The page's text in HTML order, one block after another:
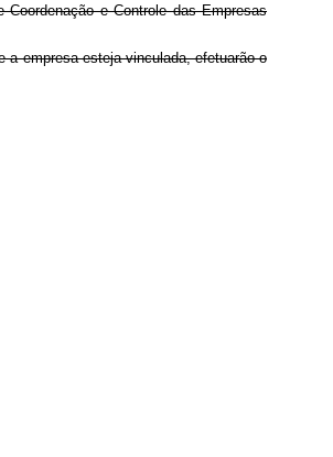
e Controle das Empresas
a empresa esteja vinculada, efetuarão o